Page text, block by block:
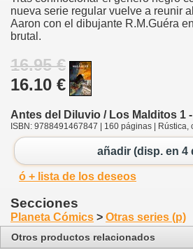
nueva serie regular vuelve a reunir
Aaron con el dibujante R.M.Guéra
brutal.
16.95 €
16.10 €
Antes del Diluvio / Los Malditos 1
ISBN: 9788491467847 | 160 páginas | Rústica,
añadir (disp. en 4
ó + lista de los deseos
Secciones
Planeta Cómics > Otras series (p)
Otros productos relacionados